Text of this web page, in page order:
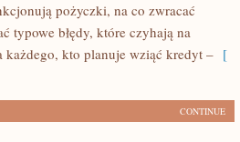
pożyczki, na co zwracać
typowe błędy, które czyhają na
każdego, kto planuje wziąć kredyt – [
CONTINUE